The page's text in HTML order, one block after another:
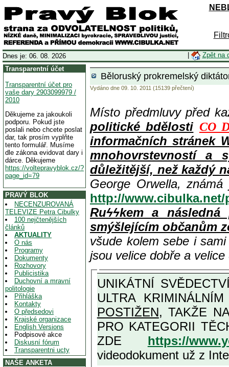
Dnes je: 06. 08. 2026
Zpět na
Transparentní účet
Transparentní účet pro
vaše dary 2903099979 /
2010
Děkujeme za jakoukoli
podporu. Pokud jste
poslali nebo chcete poslat
dar, tak prosím vyplňte
tento formulář. Musíme
dle zákona evidovat dary i
dárce. Děkujeme
https://voltepravyblok.cz/?
page_id=79
PRAVÝ BLOK
NECENZUROVANÁ
TELEVIZE Petra Cibulky
100 nejčtenějších
článků
AKTUALITY
O nás
Programy
Dokumenty
Rozhovory
Publicistika
Duchovní a mravní
politologie
Přihláška
Kontakty
O předsedovi
Krajské organizace
English Versions
Podpisové akce
Diskusní fórum
Transparentni ucty
NAŠE ANKETA
Běloruský prokremelský
Vydáno dne 09. 10. 2011 (15139 přečtení)
Místo předmluvy před
politické bdělosti CO
informačních stránek
mnohovrstevností a
důležitější, než každý
George Orwella,
http://www.cibulka.net/
Ruϟϟkem a
smýšlejícím občanům
všude kolem sebe i
jsou velice dobře a
UNIKÁTNÍ SVĚDECTVÍ ZE SOUČASNOSTI: PŘEDSEDA VLASTIZRÁDNÉ VLÁDY KGB MIMOŘÁDNĚ DETAILNĚ O
ULTRA
POSTIŽEN, TAKŽE NA MAXIMÁLNÍ
PRO KATEGORII TĚCH VŮBEC NEJVYŠŠÍCH PROTINÁRODNÍCH A
ZDE https://
videodokument už z